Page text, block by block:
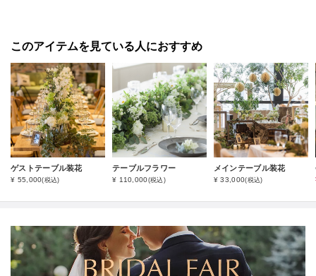
このアイテムを見ている人におすすめ
ゲストテーブル装花
¥ 55,000(税込)
テーブルフラワー
¥ 110,000(税込)
メインテーブル装花
¥ 33,000(税込)